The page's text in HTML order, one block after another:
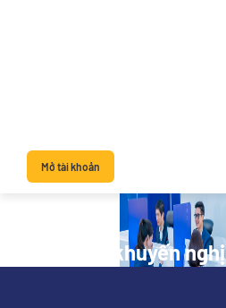
Mở tài khoản
Danh mục khuyến nghị